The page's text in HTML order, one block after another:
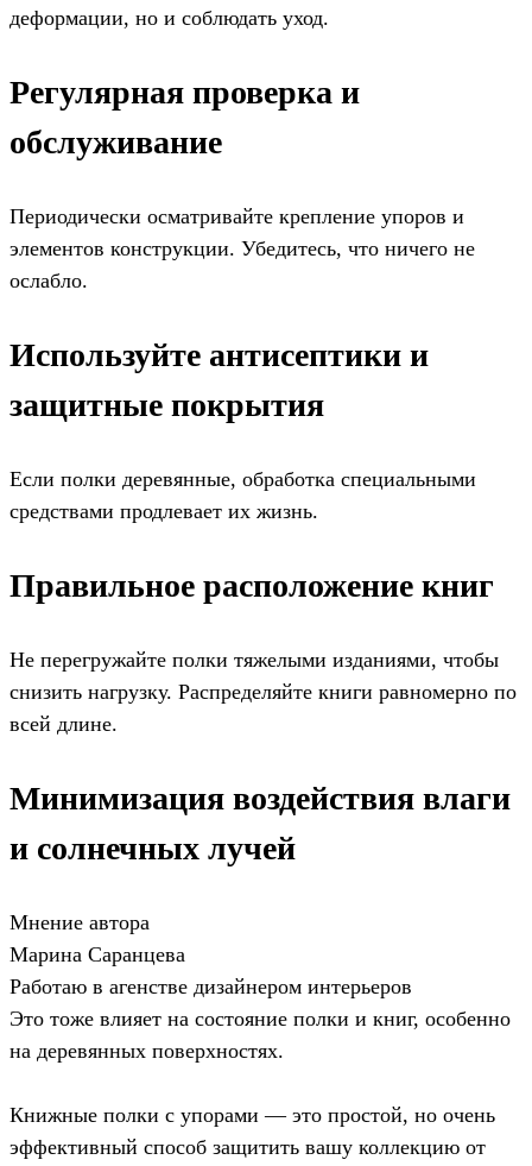
деформации, но и соблюдать уход.
Регулярная проверка и
обслуживание
Периодически осматривайте крепление упоров и
элементов конструкции. Убедитесь, что ничего не
ослабло.
Используйте антисептики и
защитные покрытия
Если полки деревянные, обработка специальными
средствами продлевает их жизнь.
Правильное расположение книг
Не перегружайте полки тяжелыми изданиями, чтобы
снизить нагрузку. Распределяйте книги равномерно по
всей длине.
Минимизация воздействия влаги
и солнечных лучей
Мнение автора
Марина Саранцева
Работаю в агенстве дизайнером интерьеров
Это тоже влияет на состояние полки и книг, особенно
на деревянных поверхностях.
Книжные полки с упорами — это простой, но очень
эффективный способ защитить вашу коллекцию от